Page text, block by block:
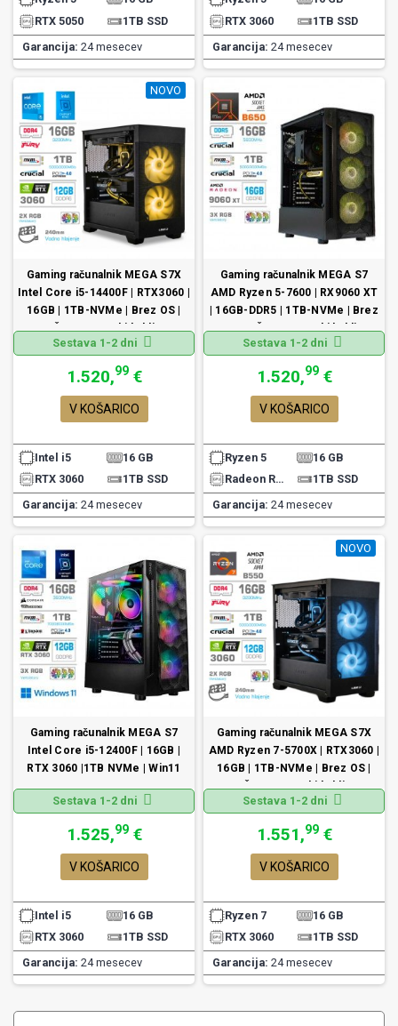
RTX 5050
1TB SSD
Garancija: 24 mesecev
RTX 3060
1TB SSD
Garancija: 24 mesecev
NOVO
Gaming računalnik MEGA S7X
Intel Core i5-14400F | RTX3060 |
16GB | 1TB-NVMe | Brez OS |
Črn + Estetski kabli
Sestava 1-2 dni
1.520,99€
V KOŠARICO
Intel i5
16 GB
RTX 3060
1TB SSD
Garancija: 24 mesecev
Gaming računalnik MEGA S7
AMD Ryzen 5-7600 | RX9060 XT
| 16GB-DDR5 | 1TB-NVMe | Brez
OS | Črn + Estetski kabli
Sestava 1-2 dni
1.520,99€
V KOŠARICO
Ryzen 5
16 GB
Radeon RX 9060XT
1TB SSD
Garancija: 24 mesecev
Gaming računalnik MEGA S7
Intel Core i5-12400F | 16GB |
RTX 3060 |1TB NVMe | Win11
Home
Sestava 1-2 dni
1.525,99€
V KOŠARICO
Intel i5
16 GB
RTX 3060
1TB SSD
Garancija: 24 mesecev
NOVO
Gaming računalnik MEGA S7X
AMD Ryzen 7-5700X | RTX3060 |
16GB | 1TB-NVMe | Brez OS |
Črn + Estetski kabli
Sestava 1-2 dni
1.551,99€
V KOŠARICO
Ryzen 7
16 GB
RTX 3060
1TB SSD
Garancija: 24 mesecev